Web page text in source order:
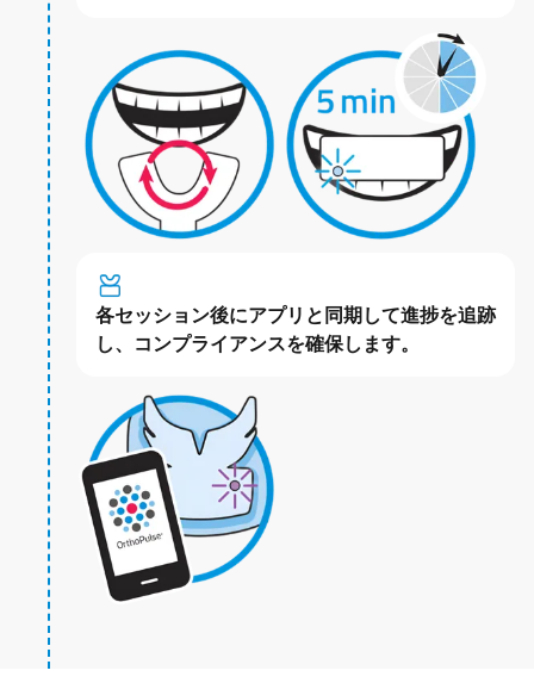
各セッション後にアプリと同期して進捗を追跡
し、コンプライアンスを確保します。